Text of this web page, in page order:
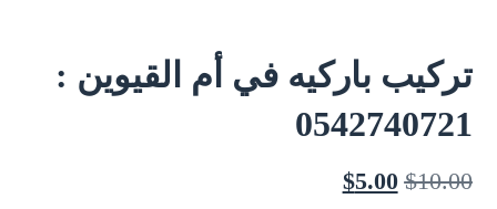
تركيب باركيه في أم القيوين :
0542740721
$10.00
$5.00